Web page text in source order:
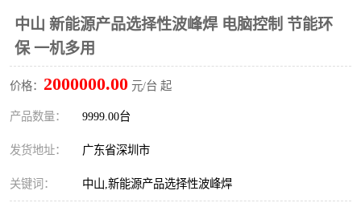
中山 新能源产品选择性波峰焊 电脑控制 节能环
保 一机多用
价格： 2000000.00 元/台 起
产品数量： 9999.00台
发货地址： 广东省深圳市
关键词： 中山,新能源产品选择性波峰焊